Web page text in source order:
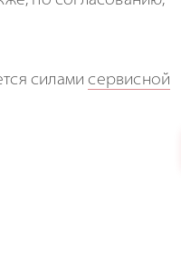
силамисервисной